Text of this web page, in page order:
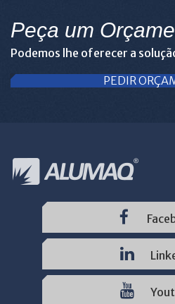
Peça um
Podemos lhe oferecer a
PEDIR